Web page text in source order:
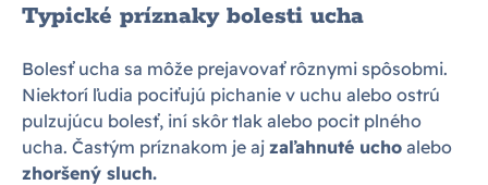
Typické príznaky bolesti ucha
Bolesť ucha sa môže prejavovať rôznymi spôsobmi.
Niektorí ľudia pociťujú pichanie v uchu alebo ostrú
pulzujúcu bolesť, iní skôr tlak alebo pocit plného
ucha. Častým príznakom je aj zaľahnuté ucho alebo
zhoršený sluch.